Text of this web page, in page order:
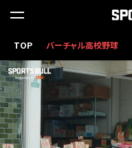
TOP バーチャル高校野球